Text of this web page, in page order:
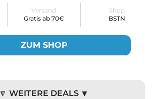
Versand
Gratis ab 70€
Shop
BSTN
ZUM SHOP
🔽 WEITERE DEALS 🔽